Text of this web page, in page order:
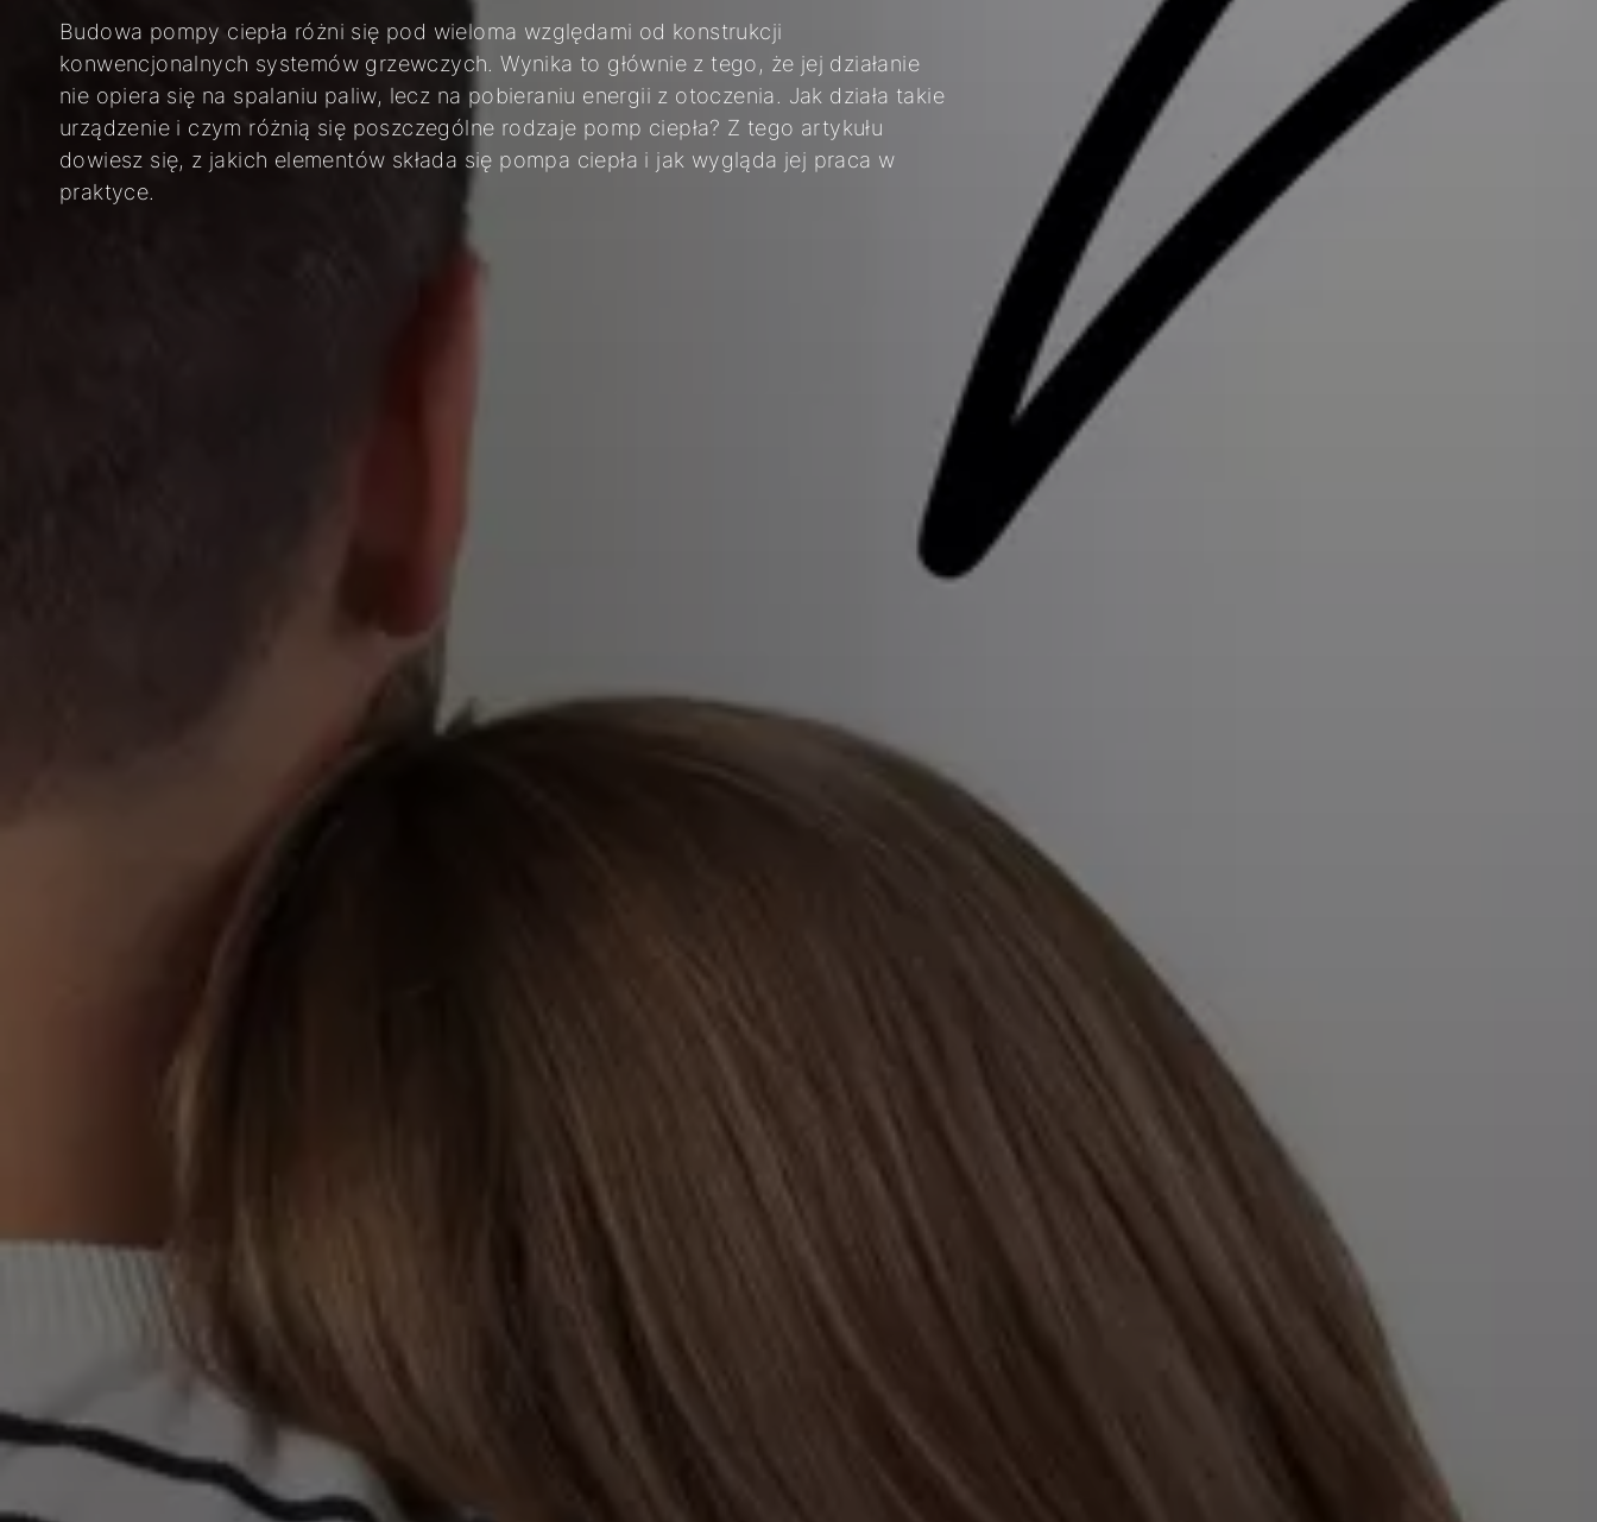
Budowa pompy ciepła różni się pod wieloma względami od konstrukcji
konwencjonalnych systemów grzewczych. Wynika to głównie z tego, że jej działanie
nie opiera się na spalaniu paliw, lecz na pobieraniu energii z otoczenia. Jak działa takie
urządzenie i czym różnią się poszczególne rodzaje pomp ciepła? Z tego artykułu
dowiesz się, z jakich elementów składa się pompa ciepła i jak wygląda jej praca w
praktyce.